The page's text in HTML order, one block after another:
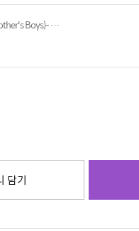
[DVD] 마더스 보이즈 (Mother's Boys)- 제이미리커티스. 피터갤러거
담기